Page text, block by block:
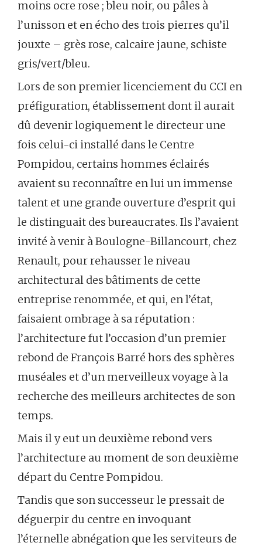
moins ocre rose ; bleu noir, ou pâles à
l’unisson et en écho des trois pierres qu’il
jouxte – grès rose, calcaire jaune, schiste
gris/vert/bleu.
Lors de son premier licenciement du CCI en
préfiguration, établissement dont il aurait
dû devenir logiquement le directeur une
fois celui-ci installé dans le Centre
Pompidou, certains hommes éclairés
avaient su reconnaître en lui un immense
talent et une grande ouverture d’esprit qui
le distinguait des bureaucrates. Ils l’avaient
invité à venir à Boulogne-Billancourt, chez
Renault, pour rehausser le niveau
architectural des bâtiments de cette
entreprise renommée, et qui, en l’état,
faisaient ombrage à sa réputation :
l’architecture fut l’occasion d’un premier
rebond de François Barré hors des sphères
muséales et d’un merveilleux voyage à la
recherche des meilleurs architectes de son
temps.
Mais il y eut un deuxième rebond vers
l’architecture au moment de son deuxième
départ du Centre Pompidou.
Tandis que son successeur le pressait de
déguerpir du centre en invoquant
l’éternelle abnégation que les serviteurs de